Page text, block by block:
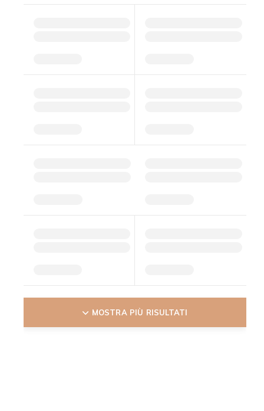
MOSTRA PIÙ RISULTATI